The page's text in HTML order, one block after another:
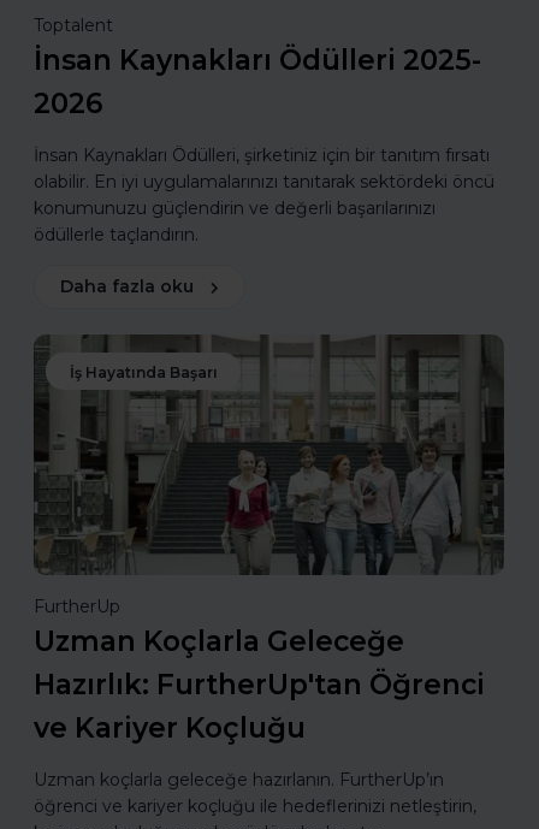
Toptalent
İnsan Kaynakları Ödülleri 2025-
2026
İnsan Kaynakları Ödülleri, şirketiniz için bir tanıtım fırsatı
olabilir. En iyi uygulamalarınızı tanıtarak sektördeki öncü
konumunuzu güçlendirin ve değerli başarılarınızı
ödüllerle taçlandırın.
Daha fazla oku
İş Hayatında Başarı
FurtherUp
Uzman Koçlarla Geleceğe
Hazırlık: FurtherUp'tan Öğrenci
ve Kariyer Koçluğu
Uzman koçlarla geleceğe hazırlanın. FurtherUp’ın
öğrenci ve kariyer koçluğu ile hedeflerinizi netleştirin,